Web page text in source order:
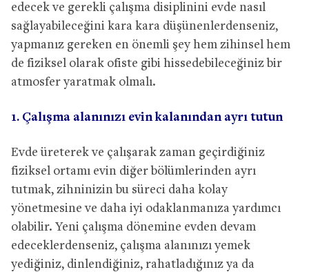
edecek ve gerekli çalışma disiplinini evde nasıl
sağlayabileceğini kara kara düşünenlerdenseniz,
yapmanız gereken en önemli şey hem zihinsel hem
de fiziksel olarak ofiste gibi hissedebileceğiniz bir
atmosfer yaratmak olmalı.
1. Çalışma alanınızı evin kalanından ayrı tutun
Evde üreterek ve çalışarak zaman geçirdiğiniz
fiziksel ortamı evin diğer bölümlerinden ayrı
tutmak, zihninizin bu süreci daha kolay
yönetmesine ve daha iyi odaklanmanıza yardımcı
olabilir. Yeni çalışma dönemine evden devam
edeceklerdenseniz, çalışma alanınızı yemek
yediğiniz, dinlendiğiniz, rahatladığınız ya da